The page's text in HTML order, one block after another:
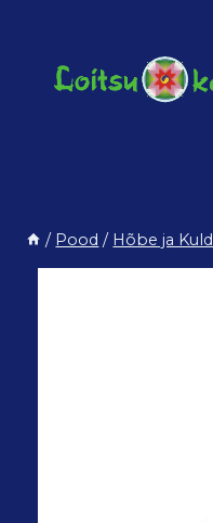
content
/ Pood / Hõbe ja Kuld